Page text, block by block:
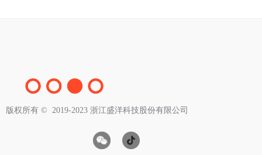
版权所有 ©  2019-2023 浙江盛洋科技股份有限公司